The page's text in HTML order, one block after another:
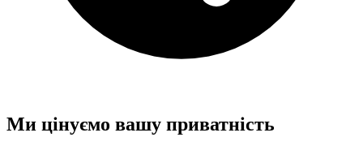
Ми цінуємо вашу приватність